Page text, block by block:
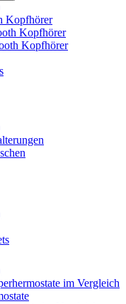
Kopfhörer
Kopfhörer
Kopfhörer
im Vergleich